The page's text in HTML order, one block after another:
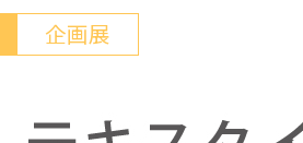
企画展